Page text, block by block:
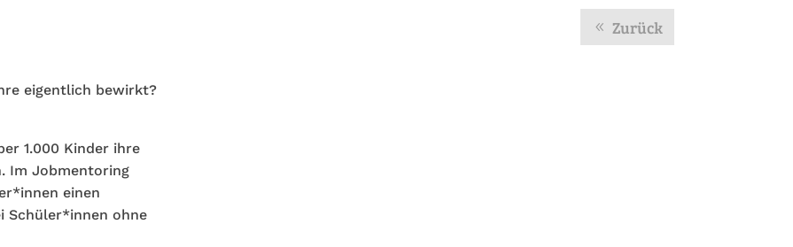
Zurück
eigentlich bewirkt?
1.000 Kinder ihre
Im Jobmentoring
einen
Schüler*innen ohne